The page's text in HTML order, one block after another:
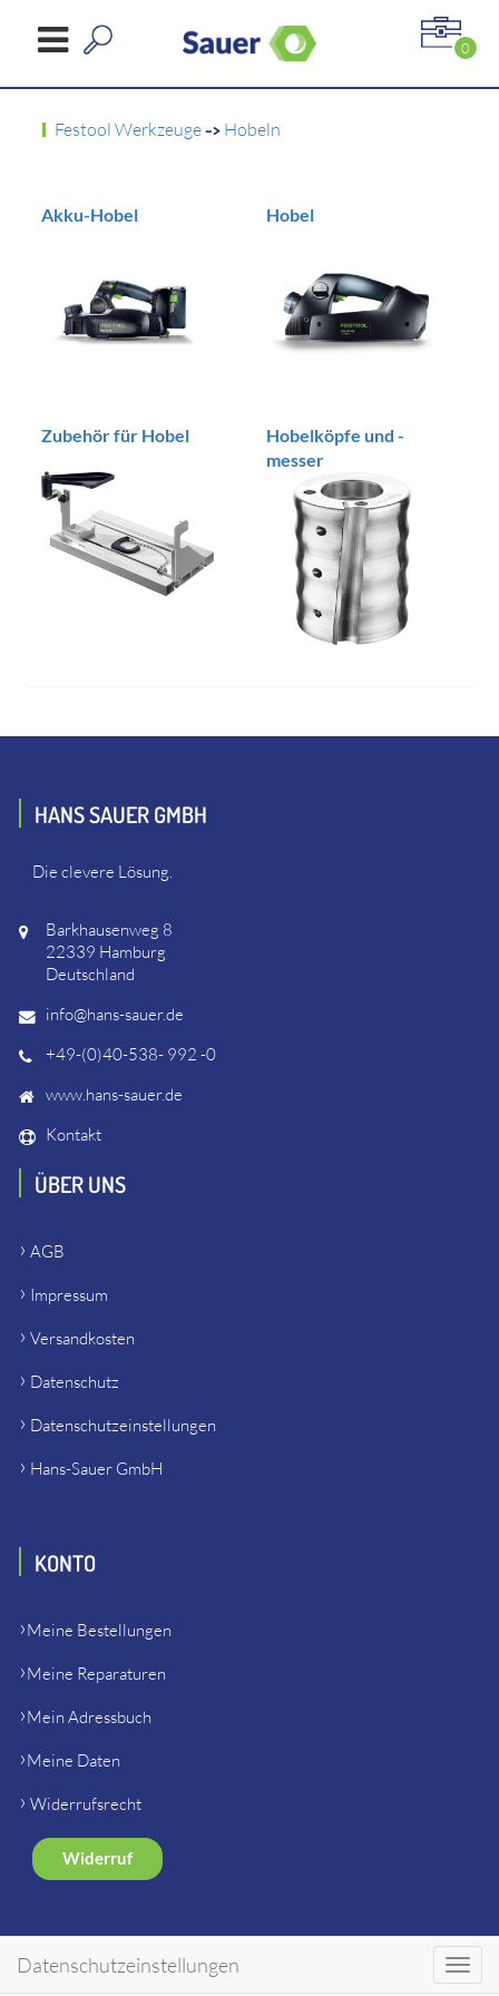
0
Festool Werkzeuge-> Hobeln
Akku-Hobel Hobel
Zubehör für Hobel
Hobelköpfe und -
messer
HANS SAUER GMBH
Die clevere Lösung.
Barkhausenweg 8
22339 Hamburg
Deutschland
info@hans-sauer.de
+49-(0)40-538- 992 -0
www.hans-sauer.de
Kontakt
ÜBER UNS
AGB
Impressum
Versandkosten
Datenschutz
Datenschutzeinstellungen
Hans-Sauer GmbH
KONTO
Meine Bestellungen
Meine Reparaturen
Mein Adressbuch
Meine Daten
Widerrufsrecht
Widerruf
SHOP
Datenschutzeinstellungen